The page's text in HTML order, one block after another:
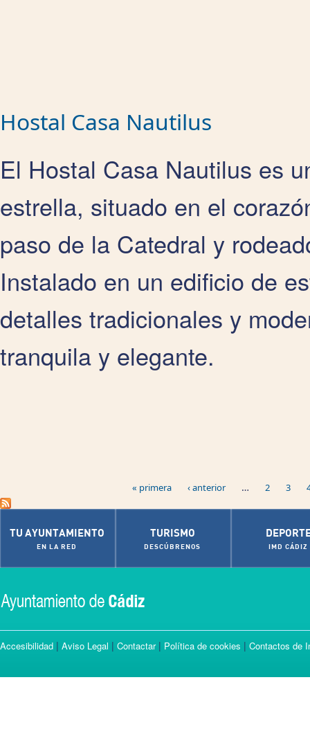
Hostal Casa Nautilus
El Hostal Casa Nautilus es
estrella, situado en el
paso de la Catedral y
Instalado en un edificio de
detalles tradicionales y
tranquila y elegante.
« primera ‹ anterior … 2 3
TU AYUNTAMIENTO
EN LA RED
TURISMO
DESCÚBRENOS IMD CÁDIZ
Accesibilidad | Aviso Legal | Contactar| Política de cookies | Contactos de